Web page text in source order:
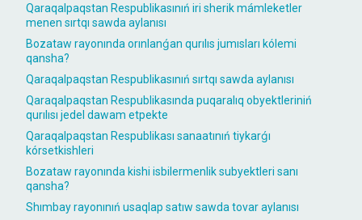
Qaraqalpaqstan Respublikasınıń iri sherik mámleketler
menen sırtqı sawda aylanısı
Bozataw rayonında orınlanǵan qurılıs jumısları kólemi
qansha?
Qaraqalpaqstan Respublikasınıń sırtqı sawda aylanısı
Qaraqalpaqstan Respublikasında puqaralıq obyektleriniń
qurılısı jedel dawam etpekte
Qaraqalpaqstan Respublikası sanaatınıń tiykarǵı
kórsetkishleri
Bozataw rayonında kishi isbilermenlik subyektleri sanı
qansha?
Shımbay rayonınıń usaqlap satıw sawda tovar aylanısı